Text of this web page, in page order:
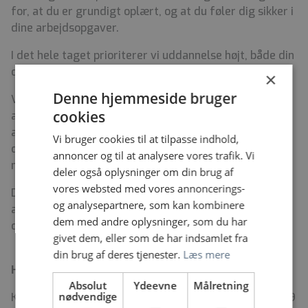
for, at du er grundigt oplært, og at du føler dig sikker i
dine arbejdsopgaver.
I det hele taget prioriterer vi uddannelse højt, både din
og de studerende vi har i afdelingen.
Vi er kendt for at have højt til loftet, og at vi tager os
af hinanden. Det betyder blandet andet, at vi har kort
afstand mellem ledelse og medarbejdere, og vi synes,
det er spændende at afprøve nye ideer fra
medarbejderne.
Det betyder også, at vi gør os umage, når vi laver
arbejds- og ferieplaner, så det passer bedst muligt til
den enkeltes familie / fritid.
Hvem er vi?
Klinisk Biokemisk Afsnit er akkrediteret efter ISO 15189
×
Denne hjemmeside bruger
cookies
Vi bruger cookies til at tilpasse indhold,
annoncer og til at analysere vores trafik. Vi
deler også oplysninger om din brug af
vores websted med vores annoncerings-
og analysepartnere, som kan kombinere
dem med andre oplysninger, som du har
givet dem, eller som de har indsamlet fra
din brug af deres tjenester. Læs mere
Absolut
nødvendige
Ydeevne Målretning